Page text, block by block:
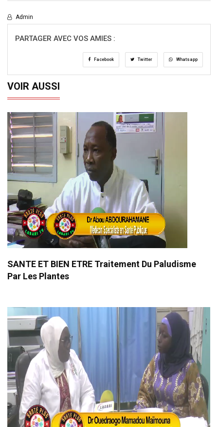
Admin
PARTAGER AVEC VOS AMIES :
Facebook Twitter Whatsapp
VOIR AUSSI
SANTE ET BIEN ETRE Traitement Du Paludisme
Par Les Plantes